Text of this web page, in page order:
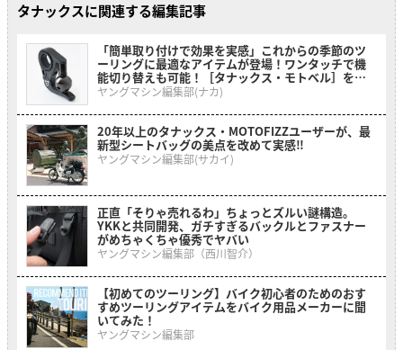
タナックスに関連する編集記事
「簡単取り付けで効果を実感」これからの季節のツ
ーリングに最適なアイテムが登場！ワンタッチで機
能切り替えも可能！［タナックス・モトベル］を紹
介！
ヤングマシン編集部(ナカ)
20年以上のタナックス・MOTOFIZZユーザーが、最
新型シートバッグの美点を改めて実感‼
ヤングマシン編集部(サカイ)
正直「そりゃ売れるわ」ちょっとズルい謎構造。
YKKと共同開発、ガチすぎるバックルとファスナー
がめちゃくちゃ優秀でヤバい
ヤングマシン編集部（西川智介）
【初めてのツーリング】バイク初心者のためのおす
すめツーリングアイテムをバイク用品メーカーに聞
いてみた！
ヤングマシン編集部